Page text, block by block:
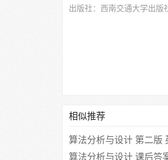
出版社：西南交通大学出版
相似推荐
算法分析与设计 第二版
算法分析与设计 课后答